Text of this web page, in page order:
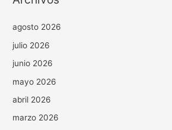
agosto 2026
julio 2026
junio 2026
mayo 2026
abril 2026
marzo 2026